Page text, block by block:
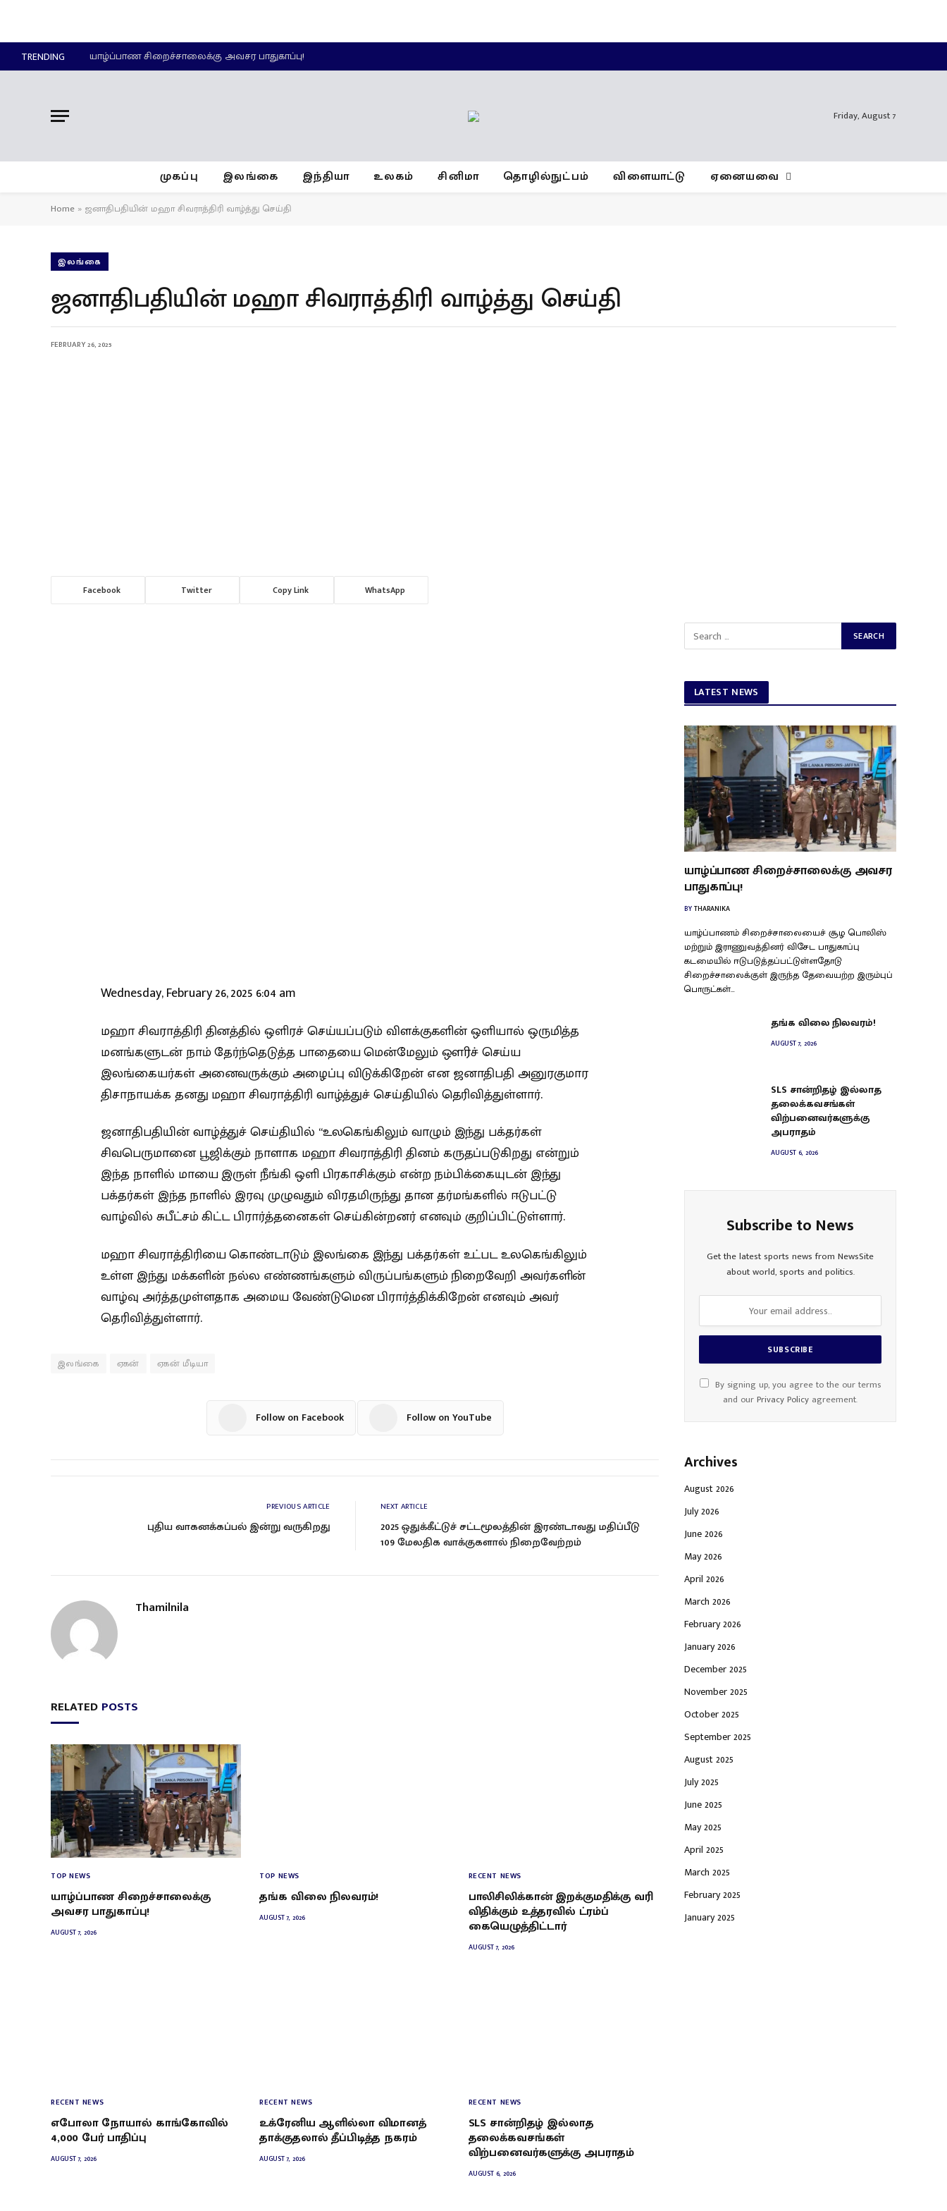
TRENDING யாழ்ப்பாண சிறைச்சாலைக்கு அவசர பாதுகாப்பு!
Friday, August 7
முகப்பு இலங்கை இந்தியா உலகம் சினிமா தொழில்நுட்பம் விளையாட்டு ஏனையவை
Home » ஜனாதிபதியின் மஹா சிவராத்திரி வாழ்த்து செய்தி
இலங்கை
ஜனாதிபதியின் மஹா சிவராத்திரி வாழ்த்து செய்தி
FEBRUARY 26, 2025
Facebook Twitter Copy Link WhatsApp
Wednesday, February 26, 2025 6:04 am
மஹா சிவராத்திரி தினத்தில் ஒளிரச் செய்யப்படும் விளக்குகளின் ஒளியால் ஒருமித்த
மனங்களுடன் நாம் தேர்ந்தெடுத்த பாதையை மென்மேலும் ஔிரச் செய்ய
இலங்கையர்கள் அனைவருக்கும் அழைப்பு விடுக்கிறேன் என ஜனாதிபதி அனுரகுமார
திசாநாயக்க தனது மஹா சிவராத்திரி வாழ்த்துச் செய்தியில் தெரிவித்துள்ளார்.
ஜனாதிபதியின் வாழ்த்துச் செய்தியில் “உலகெங்கிலும் வாழும் இந்து பக்தர்கள்
சிவபெருமானை பூஜிக்கும் நாளாக மஹா சிவராத்திரி தினம் கருதப்படுகிறது என்றும்
இந்த நாளில் மாயை இருள் நீங்கி ஒளி பிரகாசிக்கும் என்ற நம்பிக்கையுடன் இந்து
பக்தர்கள் இந்த நாளில் இரவு முழுவதும் விரதமிருந்து தான தர்மங்களில் ஈடுபட்டு
வாழ்வில் சுபீட்சம் கிட்ட பிரார்த்தனைகள் செய்கின்றனர் எனவும் குறிப்பிட்டுள்ளார்.
மஹா சிவராத்திரியை கொண்டாடும் இலங்கை இந்து பக்தர்கள் உட்பட உலகெங்கிலும்
உள்ள இந்து மக்களின் நல்ல எண்ணங்களும் விருப்பங்களும் நிறைவேறி அவர்களின்
வாழ்வு அர்த்தமுள்ளதாக அமைய வேண்டுமென பிரார்த்திக்கிறேன் எனவும் அவர்
தெரிவித்துள்ளார்.
இலங்கை ஏகன் ஏகன் மீடியா
Follow on Facebook Follow on YouTube
PREVIOUS ARTICLE
புதிய வாகனக்கப்பல் இன்று வருகிறது
NEXT ARTICLE
2025 ஒதுக்கீட்டுச் சட்டமூலத்தின் இரண்டாவது மதிப்பீடு
109 மேலதிக வாக்குகளால் நிறைவேற்றம்
Thamilnila
RELATED POSTS
TOP NEWS
யாழ்ப்பாண சிறைச்சாலைக்கு
அவசர பாதுகாப்பு!
AUGUST 7, 2026
TOP NEWS
தங்க விலை நிலவரம்!
AUGUST 7, 2026
RECENT NEWS
பாலிசிலிக்கான் இறக்குமதிக்கு வரி
விதிக்கும் உத்தரவில் ட்ரம்ப்
கையெழுத்திட்டார்
AUGUST 7, 2026
RECENT NEWS
எபோலா நோயால் காங்கோவில்
4,000 பேர் பாதிப்பு
AUGUST 7, 2026
RECENT NEWS
உக்ரேனிய ஆளில்லா விமானத்
தாக்குதலால் தீப்பிடித்த நகரம்
AUGUST 7, 2026
RECENT NEWS
SLS சான்றிதழ் இல்லாத
தலைக்கவசங்கள்
விற்பனைவர்களுக்கு அபராதம்
AUGUST 6, 2026
LATEST NEWS
யாழ்ப்பாண சிறைச்சாலைக்கு அவசர
பாதுகாப்பு!
BYTHARANIKA
யாழ்ப்பாணம் சிறைச்சாலையைச் சூழ பொலிஸ்
மற்றும் இராணுவத்தினர் விசேட பாதுகாப்பு
கடமையில் ஈடுபடுத்தப்பட்டுள்ளதோடு
சிறைச்சாலைக்குள் இருந்த தேவையற்ற இரும்புப்
பொருட்கள்…
தங்க விலை நிலவரம்!
AUGUST 7, 2026
SLS சான்றிதழ் இல்லாத
தலைக்கவசங்கள்
விற்பனைவர்களுக்கு
அபராதம்
AUGUST 6, 2026
Subscribe to News
Get the latest sports news from NewsSite
about world, sports and politics.
By signing up, you agree to the our terms
and ourPrivacy Policy agreement.
Archives
August 2026
July 2026
June 2026
May 2026
April 2026
March 2026
February 2026
January 2026
December 2025
November 2025
October 2025
September 2025
August 2025
July 2025
June 2025
May 2025
April 2025
March 2025
February 2025
January 2025